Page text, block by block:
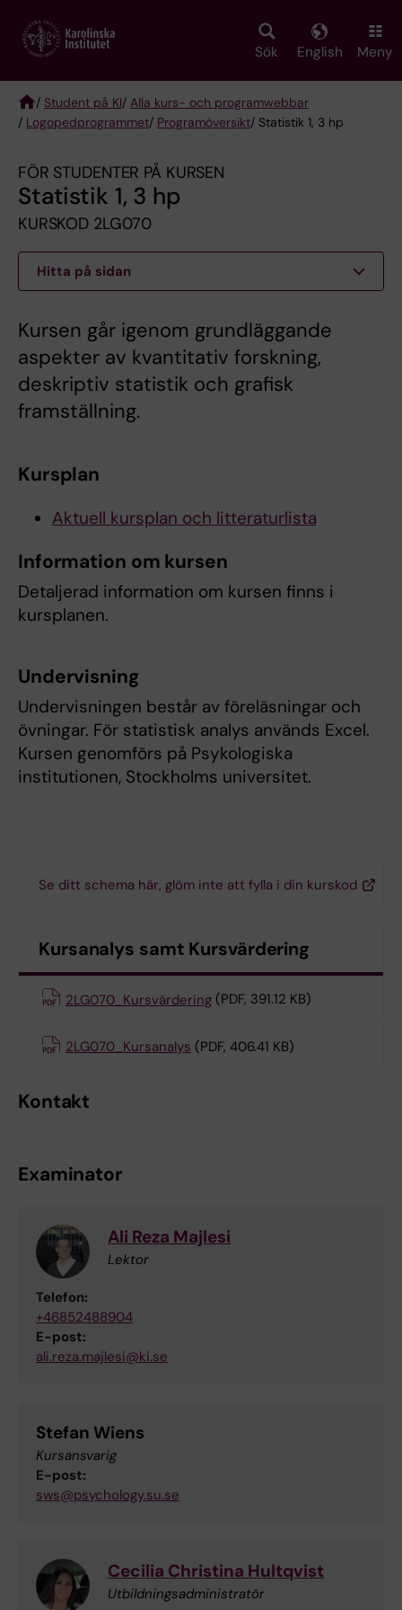
main
Sök English Meny
Breadcrumb
/ Student på KI/ Alla kurs- och programwebbar
/ Logopedprogrammet/ Programöversikt/ Statistik 1, 3 hp
FÖR STUDENTER PÅ KURSEN
Statistik 1, 3 hp
KURSKOD 2LG070
Hitta på sidan
Kursen går igenom grundläggande
aspekter av kvantitativ forskning,
deskriptiv statistik och grafisk
framställning.
Kursplan
Aktuell kursplan och litteraturlista
Information om kursen
Detaljerad information om kursen finns i
kursplanen.
Undervisning
Undervisningen består av föreläsningar och
övningar. För statistisk analys används Excel.
Kursen genomförs på Psykologiska
institutionen, Stockholms universitet.
Se ditt schema här, glöm inte att fylla i din kurskod
Kursanalys samt Kursvärdering
2LG070_Kursvärdering (PDF, 391.12 KB)
2LG070_Kursanalys (PDF, 406.41 KB)
Kontakt
Examinator
Ali Reza Majlesi
Lektor
Telefon:
+46852488904
E-post:
ali.reza.majlesi@ki.se
Stefan Wiens
Kursansvarig
E-post:
sws@psychology.su.se
Cecilia Christina Hultqvist
Utbildningsadministratör